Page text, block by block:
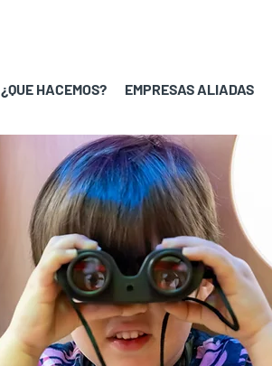
¿QUE HACEMOS? EMPRESAS ALIADAS